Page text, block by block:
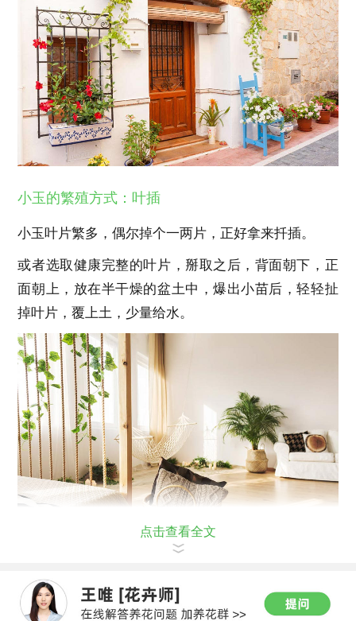
小玉的繁殖方式：叶插
小玉叶片繁多，偶尔掉个一两片，正好拿来扦插。
或者选取健康完整的叶片，掰取之后，背面朝下，正
面朝上，放在半干燥的盆土中，爆出小苗后，轻轻扯
掉叶片，覆上土，少量给水。
点击查看全文